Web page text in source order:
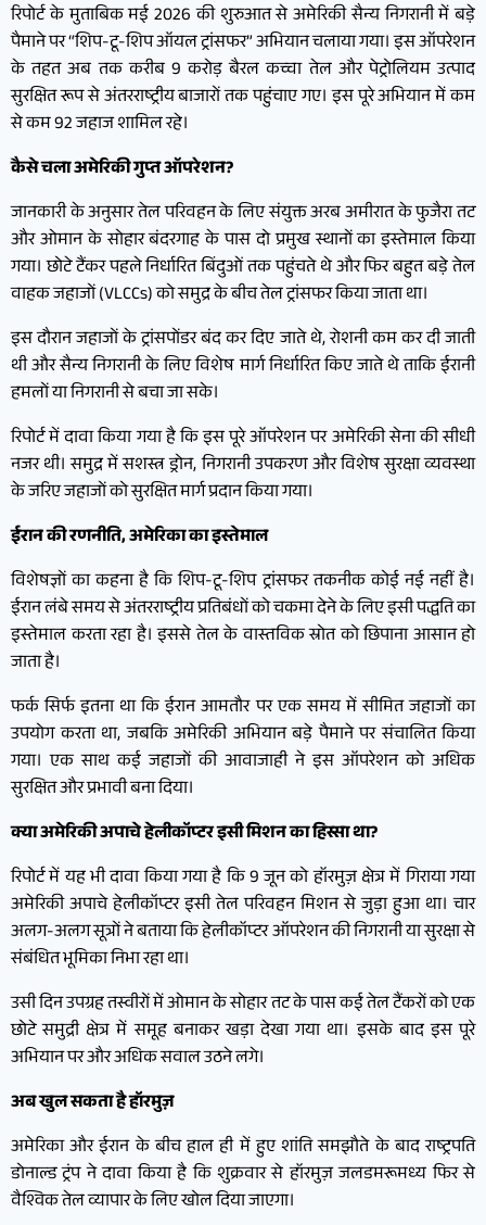
रिपोर्ट के मुताबिक मई 2026 की शुरुआत से अमेरिकी सैन्य निगरानी में बड़े
पैमाने पर “शिप-टू-शिप ऑयल ट्रांसफर” अभियान चलाया गया। इस ऑपरेशन
के तहत अब तक करीब 9 करोड़ बैरल कच्चा तेल और पेट्रोलियम उत्पाद
सुरक्षित रूप से अंतरराष्ट्रीय बाजारों तक पहुंचाए गए। इस पूरे अभियान में कम
से कम 92 जहाज शामिल रहे।
कैसे चला अमेरिकी गुप्त ऑपरेशन?
जानकारी के अनुसार तेल परिवहन के लिए संयुक्त अरब अमीरात के फुजैरा तट
और ओमान के सोहार बंदरगाह के पास दो प्रमुख स्थानों का इस्तेमाल किया
गया। छोटे टैंकर पहले निर्धारित बिंदुओं तक पहुंचते थे और फिर बहुत बड़े तेल
वाहक जहाजों (VLCCs) को समुद्र के बीच तेल ट्रांसफर किया जाता था।
इस दौरान जहाजों के ट्रांसपोंडर बंद कर दिए जाते थे, रोशनी कम कर दी जाती
थी और सैन्य निगरानी के लिए विशेष मार्ग निर्धारित किए जाते थे ताकि ईरानी
हमलों या निगरानी से बचा जा सके।
रिपोर्ट में दावा किया गया है कि इस पूरे ऑपरेशन पर अमेरिकी सेना की सीधी
नजर थी। समुद्र में सशस्त्र ड्रोन, निगरानी उपकरण और विशेष सुरक्षा व्यवस्था
के जरिए जहाजों को सुरक्षित मार्ग प्रदान किया गया।
ईरान की रणनीति, अमेरिका का इस्तेमाल
विशेषज्ञों का कहना है कि शिप-टू-शिप ट्रांसफर तकनीक कोई नई नहीं है।
ईरान लंबे समय से अंतरराष्ट्रीय प्रतिबंधों को चकमा देने के लिए इसी पद्धति का
इस्तेमाल करता रहा है। इससे तेल के वास्तविक स्रोत को छिपाना आसान हो
जाता है।
फर्क सिर्फ इतना था कि ईरान आमतौर पर एक समय में सीमित जहाजों का
उपयोग करता था, जबकि अमेरिकी अभियान बड़े पैमाने पर संचालित किया
गया। एक साथ कई जहाजों की आवाजाही ने इस ऑपरेशन को अधिक
सुरक्षित और प्रभावी बना दिया।
क्या अमेरिकी अपाचे हेलीकॉप्टर इसी मिशन का हिस्सा था?
रिपोर्ट में यह भी दावा किया गया है कि 9 जून को हॉरमुज़ क्षेत्र में गिराया गया
अमेरिकी अपाचे हेलीकॉप्टर इसी तेल परिवहन मिशन से जुड़ा हुआ था। चार
अलग-अलग सूत्रों ने बताया कि हेलीकॉप्टर ऑपरेशन की निगरानी या सुरक्षा से
संबंधित भूमिका निभा रहा था।
उसी दिन उपग्रह तस्वीरों में ओमान के सोहार तट के पास कई तेल टैंकरों को एक
छोटे समुद्री क्षेत्र में समूह बनाकर खड़ा देखा गया था। इसके बाद इस पूरे
अभियान पर और अधिक सवाल उठने लगे।
अब खुल सकता है हॉरमुज़
अमेरिका और ईरान के बीच हाल ही में हुए शांति समझौते के बाद राष्ट्रपति
डोनाल्ड ट्रंप ने दावा किया है कि शुक्रवार से हॉरमुज़ जलडमरूमध्य फिर से
वैश्विक तेल व्यापार के लिए खोल दिया जाएगा।